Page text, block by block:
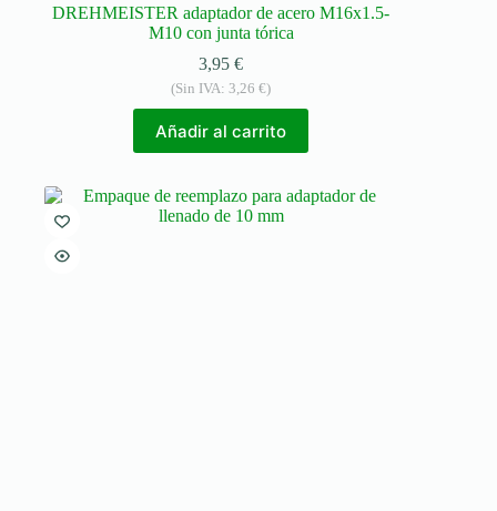
DREHMEISTER adaptador de acero M16x1.5-
M10 con junta tórica
3,95€
(Sin IVA:3,26€)
Añadir al carrito